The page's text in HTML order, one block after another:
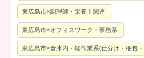
東広島市×調理師・栄養士関連
東広島市×オフィスワーク・事務系
東広島市×倉庫内・軽作業系(仕分け・梱包